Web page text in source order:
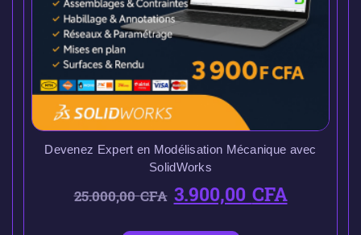
Devenez Expert en Modélisation Mécanique avec
SolidWorks
25.000,00CFA 3.900,00CFA